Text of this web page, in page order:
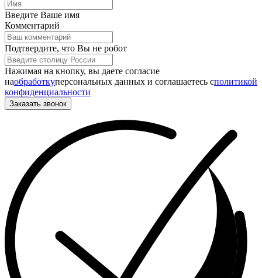
Введите Ваше имя
Комментарий
Подтвердите, что Вы не робот
Нажимая на кнопку, вы даете согласие
наобработкуперсональных данных и соглашаетесь cполитикой
конфиденциальности
Заказать звонок